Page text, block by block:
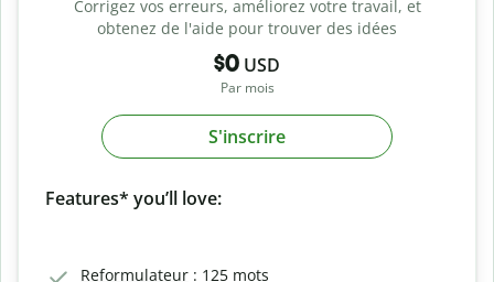
Corrigez vos erreurs, améliorez votre travail, et
obtenez de l'aide pour trouver des idées
$0 USD
Par mois
S'inscrire
Features* you’ll love:
Reformulateur : 125 mots